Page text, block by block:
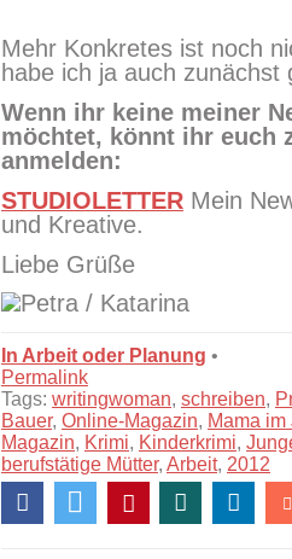
Mehr Konkretes ist noch
habe ich ja auch
Wenn ihr keine meiner
möchtet, könnt ihr euch
anmelden:
STUDIOLETTER Mein
und Kreative.
Liebe Grüße
/ Katarina
In Arbeit oder Planung •
Permalink
Tags: writingwoman, schreiben,
Bauer, Online-Magazin, Mama im
Magazin, Krimi, Kinderkrimi,
berufstätige Mütter, Arbeit, 2012